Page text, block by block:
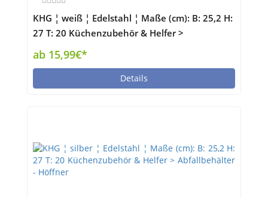
KHG ¦ weiß ¦ Edelstahl ¦ Maße (cm): B: 25,2 H:
27 T: 20 Küchenzubehör & Helfer >
Abfallbehälter - Höffner
ab 15,99€*
Details